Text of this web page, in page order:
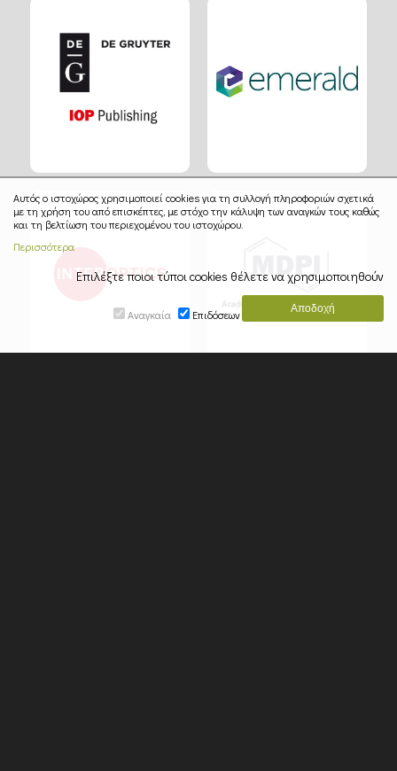
Αυτός ο ιστοχώρος χρησιμοποιεί cookies για τη συλλογή πληροφοριών σχετικά
με τη χρήση του από επισκέπτες, με στόχο την κάλυψη των αναγκών τους καθώς
και τη βελτίωση του περιεχομένου του ιστοχώρου.
Περισσότερα
Επιλέξτε ποιοι τύποι cookies θέλετε να χρησιμοποιηθούν
Αναγκαία Επιδόσεων